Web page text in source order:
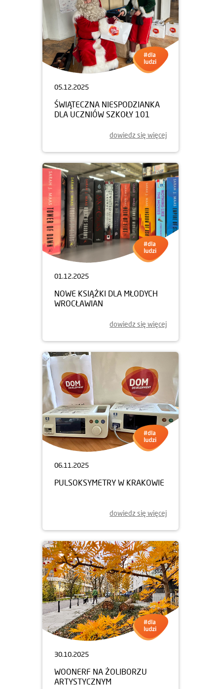
05.12.2025
ŚWIĄTECZNA NIESPODZIANKA
DLA UCZNIÓW SZKOŁY 101
dowiedz się więcej
01.12.2025
NOWE KSIĄŻKI DLA MŁODYCH
WROCŁAWIAN
dowiedz się więcej
06.11.2025
PULSOKSYMETRY W KRAKOWIE
dowiedz się więcej
30.10.2025
WOONERF NA ŻOLIBORZU
ARTYSTYCZNYM